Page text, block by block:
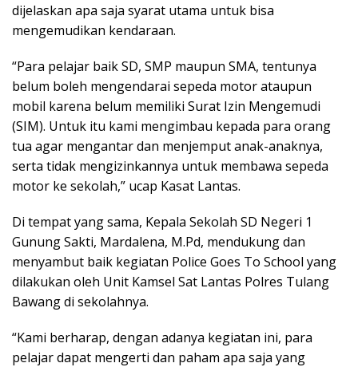
dijelaskan apa saja syarat utama untuk bisa
mengemudikan kendaraan.
“Para pelajar baik SD, SMP maupun SMA, tentunya
belum boleh mengendarai sepeda motor ataupun
mobil karena belum memiliki Surat Izin Mengemudi
(SIM). Untuk itu kami mengimbau kepada para orang
tua agar mengantar dan menjemput anak-anaknya,
serta tidak mengizinkannya untuk membawa sepeda
motor ke sekolah,” ucap Kasat Lantas.
Di tempat yang sama, Kepala Sekolah SD Negeri 1
Gunung Sakti, Mardalena, M.Pd, mendukung dan
menyambut baik kegiatan Police Goes To School yang
dilakukan oleh Unit Kamsel Sat Lantas Polres Tulang
Bawang di sekolahnya.
“Kami berharap, dengan adanya kegiatan ini, para
pelajar dapat mengerti dan paham apa saja yang